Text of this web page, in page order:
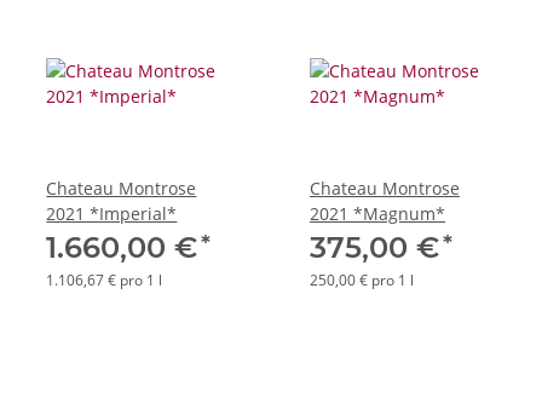
Chateau Montrose
2021 *Imperial*
1.660,00 €*
1.106,67 € pro 1 l
Chateau Montrose
2021 *Magnum*
375,00 €*
250,00 € pro 1 l